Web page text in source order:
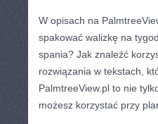
W opisach na
spakować walizkę na
spania? Jak znaleźć
rozwiązania w tekstach,
PalmtreeView.pl to nie
możesz korzystać przy